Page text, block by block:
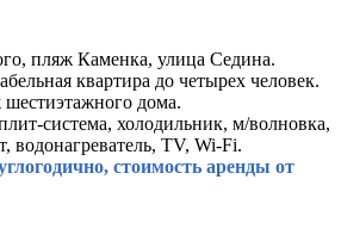
пляж Каменка, улица Седина.
квартира до четырех человек.
шестиэтажного дома.
система, холодильник, м/волновка,
водонагреватель, TV, Wi-Fi.
стоимость аренды от